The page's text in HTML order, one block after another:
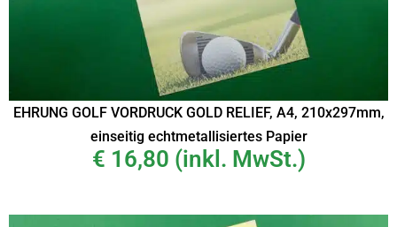
EHRUNG GOLF VORDRUCK GOLD RELIEF, A4, 210x297mm,
einseitig echtmetallisiertes Papier
€ 16,80 (inkl. MwSt.)